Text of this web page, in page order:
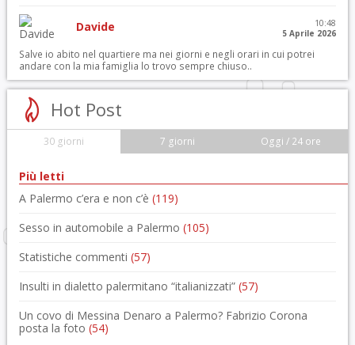
Davide
10:48
5 Aprile 2026
Salve io abito nel quartiere ma nei giorni e negli orari in cui potrei
andare con la mia famiglia lo trovo sempre chiuso..
Hot Post
30 giorni 7 giorni Oggi / 24 ore
Più letti
A Palermo c’era e non c’è (119)
Sesso in automobile a Palermo (105)
Statistiche commenti (57)
Insulti in dialetto palermitano “italianizzati” (57)
Un covo di Messina Denaro a Palermo? Fabrizio Corona
posta la foto (54)